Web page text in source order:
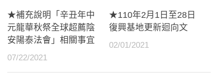
★補充說明「辛丑年中
元龍華秋祭全球超薦陰
安陽泰法會」相關事宜
07/22/2021
★110年2月1日至28日
復興基地更新迴向文
02/01/2021